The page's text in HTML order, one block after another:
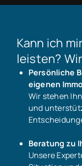
Kann ich
leisten?
Persönliche
eigenen
Wir stehen
und
Beratung zu
Unsere